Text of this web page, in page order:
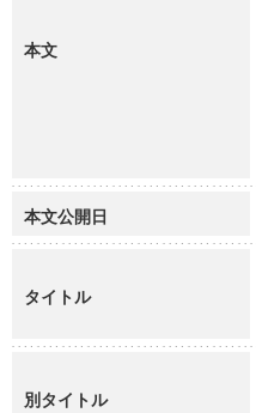
本文
本文公開日
タイトル
別タイトル